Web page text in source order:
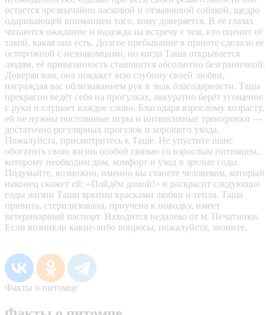
остается чрезвычайно ласковой и отзывчивой собакой, щедро
одаривающей вниманием того, кому доверяется. В её глазах
читаются ожидание и надежда на встречу с тем, кто оценит её
такой, какая она есть. Долгое пребывание в приюте сделало её
осторожной с незнакомцами, но когда Таша открывается
людям, её привязанность становится абсолютно безграничной.
Доверяя вам, она покажет всю глубину своей любви,
награждая вас облизыванием рук в знак благодарности. Таша
прекрасно ведёт себя на прогулках, аккуратно берёт угощение
с руки и слушает каждое слово. Благодаря взрослому возрасту,
ей не нужны постоянные игры и интенсивные тренировки —
достаточно регулярных прогулок и хорошего ухода.
Пожалуйста, присмотритесь к Таше. Не упустите шанс
обогатить свою жизнь особой связью со взрослым питомцем,
которому необходим дом, комфорт и уход в зрелые годы.
Подумайте, возможно, именно вы станете человеком, который
наконец скажет ей: «Пойдём домой!» и раскрасит следующие
годы жизни Таши яркими красками любви и тепла. Таша
привита, стерилизована, приучена к поводку, имеет
ветеринарный паспорт. Находится недалеко от м. Печатники.
Если возникли какие-либо вопросы, пожалуйста, звоните.
Факты о питомце